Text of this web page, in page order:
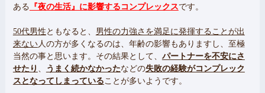
ある 『夜の生活』に影響するコンプレックスです。
50代男性 ともなると、 男性の力強さを満足に発揮することが出
来ない人の方が多くなるのは、年齢の影響もありますし、至極
当然の事と思います。その結果として、 パートナーを不安にさ
せたり
うまく続かなかったなどの失敗の経験がコンプレック
スとなってしまっている ことが多いようです。